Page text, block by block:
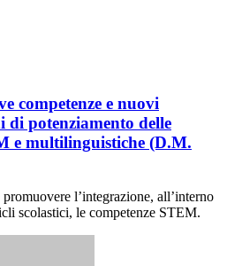
competenze e nuovi
di potenziamento delle
e multilinguistiche (D.M.
l’integrazione, all’interno
scolastici, le competenze STEM.